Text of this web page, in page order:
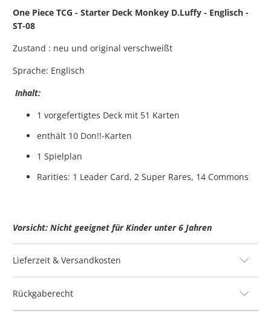
One Piece TCG - Starter Deck Monkey D.Luffy - Englisch -
ST-08
Zustand : neu und original verschweißt
Sprache: Englisch
Inhalt:
1 vorgefertigtes Deck mit 51 Karten
enthält 10 Don!!-Karten
1 Spielplan
Rarities: 1 Leader Card, 2 Super Rares, 14 Commons
Vorsicht: Nicht geeignet für Kinder unter 6 Jahren
Lieferzeit & Versandkosten
Rückgaberecht